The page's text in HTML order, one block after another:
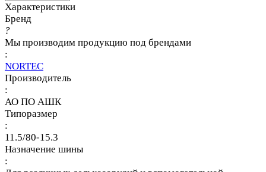
Характеристики
Бренд
?
Мы производим продукцию под брендами
:
NORTEC
Производитель
:
АО ПО АШК
Типоразмер
:
11.5/80-15.3
Назначение шины
: